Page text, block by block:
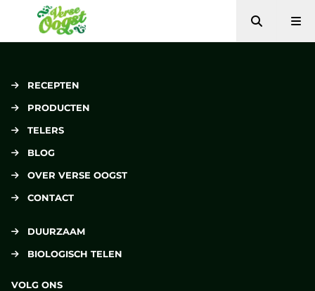
Verse Oogst
Zoeken
RECEPTEN
PRODUCTEN
TELERS
BLOG
OVER VERSE OOGST
CONTACT
DUURZAAM
BIOLOGISCH TELEN
VOLG ONS